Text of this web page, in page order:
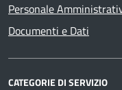
Personale
Documenti e Dati
CATEGORIE DI SERVIZIO